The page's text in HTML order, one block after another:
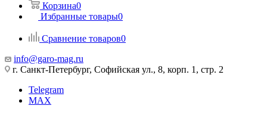
Корзина0
Избранные товары0
Сравнение товаров0
info@garo-mag.ru
г. Санкт-Петербург, Софийская ул., 8, корп. 1, стр. 2
Telegram
MAX